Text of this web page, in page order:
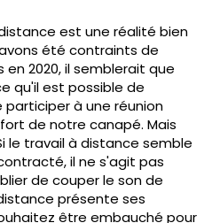
est une réalité bien
été contraints de
2020, il semblerait que
qu'il est possible de
à une réunion
de notre canapé. Mais
le travail à distance semble
il ne s'agit pas
de couper le son de
présente ses
être embauché pour